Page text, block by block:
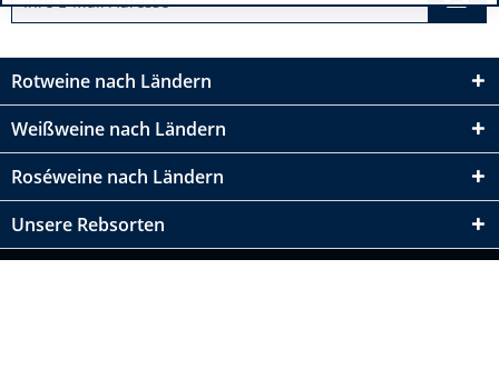
Rotweine nach Ländern
Weißweine nach Ländern
Roséweine nach Ländern
Unsere Rebsorten